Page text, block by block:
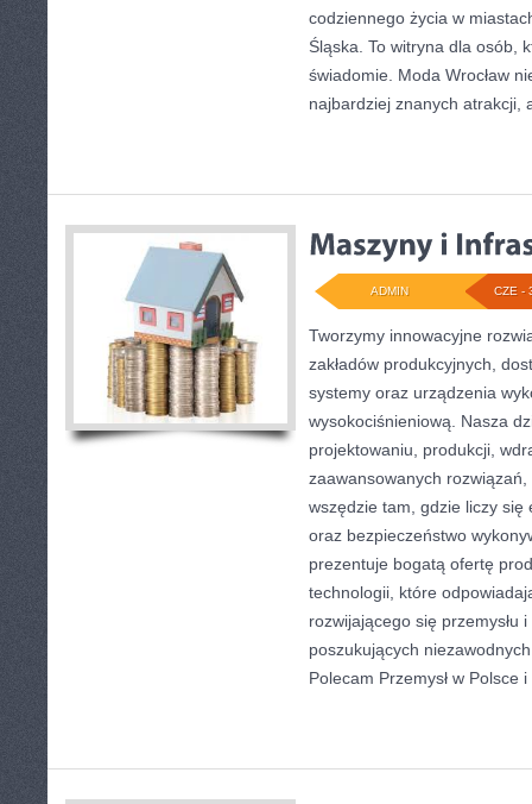
codziennego życia w
Śląska. To witryna dla osób,
świadomie. Moda Wrocław
najbardziej znanych atrakcji,
CZE -
ADMIN
Tworzymy innowacyjne
zakładów produkcyjnych,
systemy oraz urządzenia
wysokociśnieniową. Nasza
projektowaniu, produkcji,
zaawansowanych
wszędzie tam, gdzie liczy się
oraz bezpieczeństwo
prezentuje bogatą ofertę
technologii, które
rozwijającego się przemysłu
poszukujących
Polecam Przemysł w Polsce i